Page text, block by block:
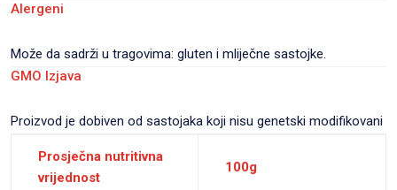
Alergeni
Može da sadrži u tragovima: gluten i mliječne sastojke.
GMO Izjava
Proizvod je dobiven od sastojaka koji nisu genetski modifikovani
Prosječna nutritivna
vrijednost
100g